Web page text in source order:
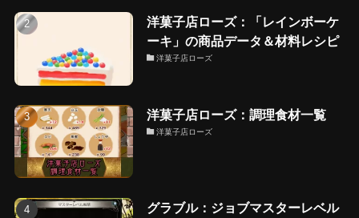
洋菓子店ローズ：「レインボーケ
ーキ」の商品データ＆材料レシピ
洋菓子店ローズ
洋菓子店ローズ：調理食材一覧
洋菓子店ローズ
グラブル：ジョブマスターレベル